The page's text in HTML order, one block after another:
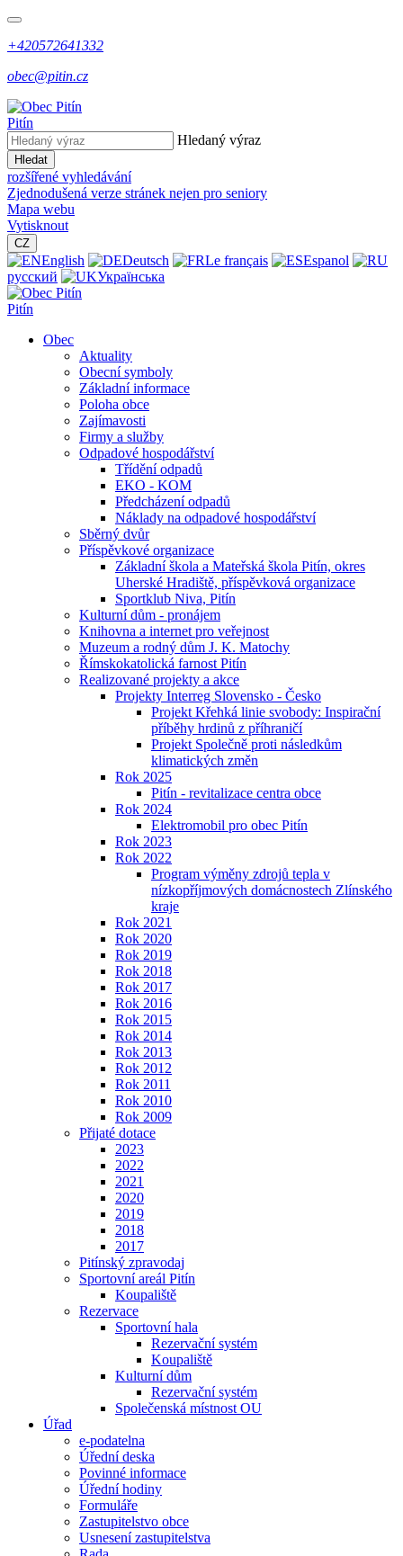
+420572641332
obec@pitin.cz
Pitín
Hledaný výraz
Hledat
rozšířené vyhledávání
Zjednodušená verze stránek nejen pro seniory
Mapa webu
Vytisknout
CZ
English Deutsch Le français
Espanol
русский
Українська
Pitín
Obec
Aktuality
Obecní symboly
Základní informace
Poloha obce
Zajímavosti
Firmy a služby
Odpadové hospodářství
Třídění odpadů
EKO - KOM
Předcházení odpadů
Náklady na odpadové hospodářství
Sběrný dvůr
Příspěvkové organizace
Základní škola a Mateřská škola Pitín, okres
Uherské Hradiště, příspěvková organizace
Sportklub Niva, Pitín
Kulturní dům - pronájem
Knihovna a internet pro veřejnost
Muzeum a rodný dům J. K. Matochy
Římskokatolická farnost Pitín
Realizované projekty a akce
Projekty Interreg Slovensko - Česko
Projekt Křehká linie svobody: Inspirační
příběhy hrdinů z příhraničí
Projekt Společně proti následkům
klimatických změn
Rok 2025
Pitín - revitalizace centra obce
Rok 2024
Elektromobil pro obec Pitín
Rok 2023
Rok 2022
Program výměny zdrojů tepla v
nízkopříjmových domácnostech Zlínského
kraje
Rok 2021
Rok 2020
Rok 2019
Rok 2018
Rok 2017
Rok 2016
Rok 2015
Rok 2014
Rok 2013
Rok 2012
Rok 2011
Rok 2010
Rok 2009
Přijaté dotace
2023
2022
2021
2020
2019
2018
2017
Pitínský zpravodaj
Sportovní areál Pitín
Koupaliště
Rezervace
Sportovní hala
Rezervační systém
Koupaliště
Kulturní dům
Rezervační systém
Společenská místnost OU
Úřad
e-podatelna
Úřední deska
Povinné informace
Úřední hodiny
Formuláře
Zastupitelstvo obce
Usnesení zastupitelstva